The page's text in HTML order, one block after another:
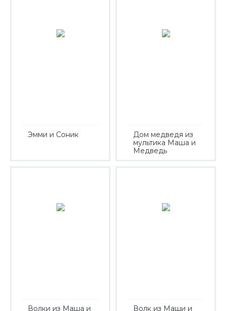
Эмми и Соник
Дом медведя из
мультика Маша и
Медведь
Волки из Маша и Волк из Маши и